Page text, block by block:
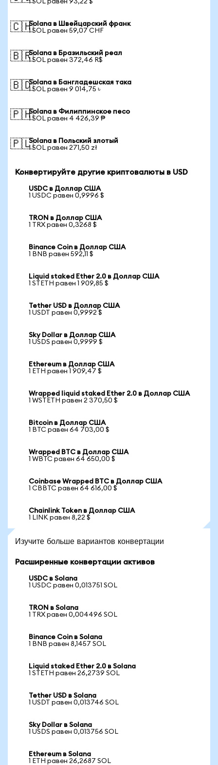
1 SOL равен 93,22 $
🇨🇭Solana в Швейцарский франк
1 SOL равен 59,07 CHF
🇧🇷Solana в Бразильский реал
1 SOL равен 372,46 R$
🇧🇩Solana в Бангладешская така
1 SOL равен 9 014,75 ৳
🇵🇭Solana в Филиппинское песо
1 SOL равен 4 426,39 ₱
🇵🇱Solana в Польский злотый
1 SOL равен 271,50 zł
Конвертируйте другие криптовалюты в USD
USDC в Доллар США
1 USDC равен 0,9996 $
TRON в Доллар США
1 TRX равен 0,3268 $
Binance Coin в Доллар США
1 BNB равен 592,11 $
Liquid staked Ether 2.0 в Доллар США
1 STETH равен 1 909,85 $
Tether USD в Доллар США
1 USDT равен 0,9992 $
Sky Dollar в Доллар США
1 USDS равен 0,9999 $
Ethereum в Доллар США
1 ETH равен 1 909,47 $
Wrapped liquid staked Ether 2.0 в Доллар США
1 WSTETH равен 2 370,50 $
Bitcoin в Доллар США
1 BTC равен 64 703,00 $
Wrapped BTC в Доллар США
1 WBTC равен 64 650,00 $
Coinbase Wrapped BTC в Доллар США
1 CBBTC равен 64 616,00 $
Chainlink Token в Доллар США
1 LINK равен 8,22 $
Изучите больше вариантов конвертации
Расширенные конвертации активов
USDC в Solana
1 USDC равен 0,013751 SOL
TRON в Solana
1 TRX равен 0,004496 SOL
Binance Coin в Solana
1 BNB равен 8,1457 SOL
Liquid staked Ether 2.0 в Solana
1 STETH равен 26,2739 SOL
Tether USD в Solana
1 USDT равен 0,013746 SOL
Sky Dollar в Solana
1 USDS равен 0,013756 SOL
Ethereum в Solana
1 ETH равен 26,2687 SOL